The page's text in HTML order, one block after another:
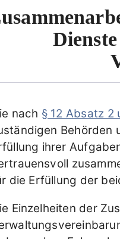
nach § 12 Absatz 2
Behörden
ihrer
die Erfüllung der
Einzelheiten der